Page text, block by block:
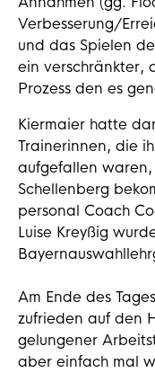
Verbesserung/
und das Spielen
ein verschränkter,
Prozess den es
Kiermaier hatte
Trainerinnen, die
aufgefallen
Schellenberg
personal Coach
Luise Kreyßig
Am Ende des
zufrieden auf den
gelungener
aber einfach mal